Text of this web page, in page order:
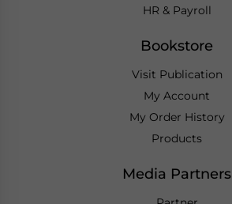
HR & Payroll
Bookstore
Visit Publication
My Account
My Order History
Products
Media Partners